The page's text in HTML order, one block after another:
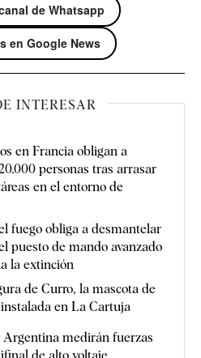
de Whatsapp
en Google News
INTERESAR
en Francia obligan a
personas tras arrasar
en el entorno de
fuego obliga a desmantelar
puesto de mando avanzado
la extinción
de Curro, la mascota de
en La Cartuja
medirán fuerzas